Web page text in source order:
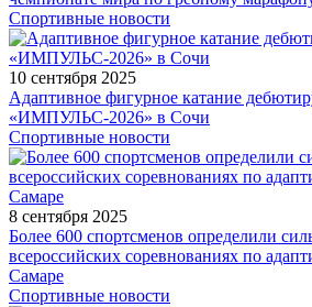
Спортивные новости
10 сентября 2025
Адаптивное фигурное катание
«ИМПУЛЬС-2026» в Сочи
Спортивные новости
8 сентября 2025
Более 600 спортсменов определили
всероссийских соревнованиях по
Самаре
Спортивные новости